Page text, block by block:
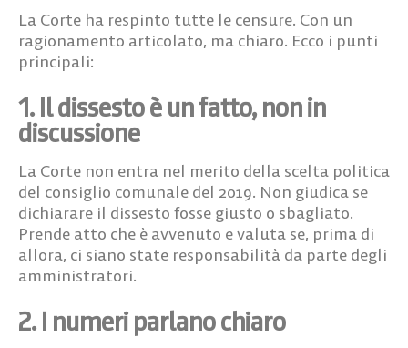
La Corte ha respinto tutte le censure. Con un
ragionamento articolato, ma chiaro. Ecco i punti
principali:
1. Il dissesto è un fatto, non in
discussione
La Corte non entra nel merito della scelta politica
del consiglio comunale del 2019. Non giudica se
dichiarare il dissesto fosse giusto o sbagliato.
Prende atto che è avvenuto e valuta se, prima di
allora, ci siano state responsabilità da parte degli
amministratori.
2. I numeri parlano chiaro